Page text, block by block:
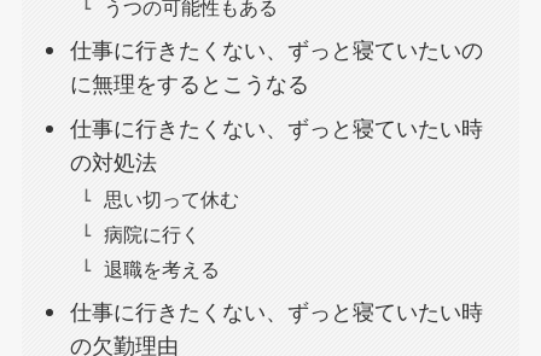
うつの可能性もある
仕事に行きたくない、ずっと寝ていたいの
に無理をするとこうなる
仕事に行きたくない、ずっと寝ていたい時
の対処法
思い切って休む
病院に行く
退職を考える
仕事に行きたくない、ずっと寝ていたい時
の欠勤理由